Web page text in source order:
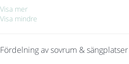
Visa mer
Visa mindre
Fördelning av sovrum & sängplatser